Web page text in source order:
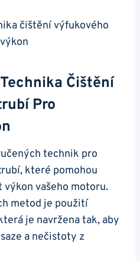
Čištění
Pro
technik⁣ pro
které pomohou
výkon vašeho motoru.
metod je použití
je navržena tak, aby
a nečistoty z